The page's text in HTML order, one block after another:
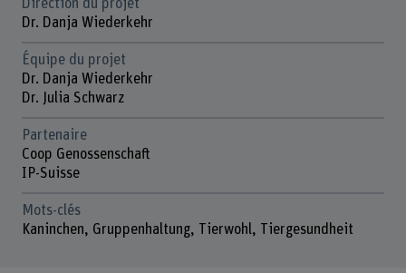
Direction du projet
Dr. Danja Wiederkehr
Équipe du projet
Dr. Danja Wiederkehr
Dr. Julia Schwarz
Partenaire
Coop Genossenschaft
IP-Suisse
Mots-clés
Kaninchen, Gruppenhaltung, Tierwohl, Tiergesundheit